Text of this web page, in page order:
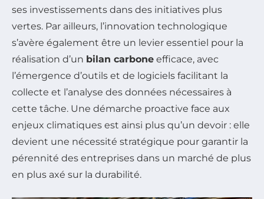
ses investissements dans des initiatives plus
vertes. Par ailleurs, l’innovation technologique
s’avère également être un levier essentiel pour la
réalisation d’un bilan carbone efficace, avec
l’émergence d’outils et de logiciels facilitant la
collecte et l’analyse des données nécessaires à
cette tâche. Une démarche proactive face aux
enjeux climatiques est ainsi plus qu’un devoir : elle
devient une nécessité stratégique pour garantir la
pérennité des entreprises dans un marché de plus
en plus axé sur la durabilité.